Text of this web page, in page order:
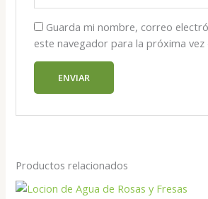
Guarda mi nombre, correo
este navegador para la próxima vez
Productos relacionados